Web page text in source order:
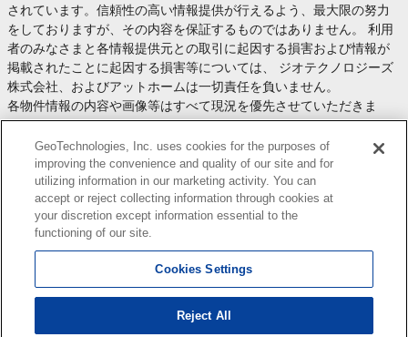
されています。信頼性の高い情報提供が行えるよう、最大限の努力
をしておりますが、その内容を保証するものではありません。 利用
者のみなさまと各情報提供元との取引に起因する損害および情報が
掲載されたことに起因する損害等については、 ジオテクノロジーズ
株式会社、およびアットホームは一切責任を負いません。
各物件情報の内容や画像等はすべて現況を優先させていただきま
す。
お取引等（お取引の準備、資金調達等を含みます）の際には、内容
や契約条件等について、 各情報提供元より十分な説明を受け、ご自
身でご確認の上、判断してください。
このコーナーへの物件情報のご掲載、その他不動産業務ソリューシ
ョン等についての不動産会社様のお問合せはこちら
します。
Copyright(c) At Home Co.,Ltd. このサイトに掲載している情報の無断転載を禁止します。著作権
はアットホーム（株）またはその情報提供者に帰属します。
GeoTechnologies, Inc. uses cookies for the purposes of
improving the convenience and quality of our site and for
utilizing information in our marketing activity. You can
accept or reject collecting information through cookies at
your discretion except information essential to the
functioning of our site.
Cookies Settings
Reject All